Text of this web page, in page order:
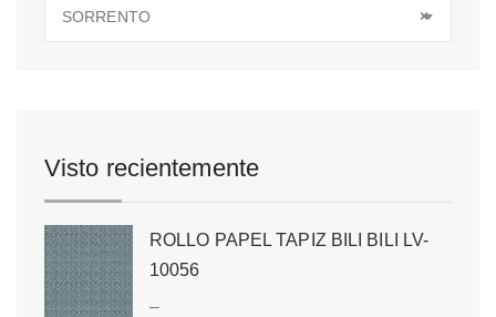
×
SORRENTO
Visto recientemente
ROLLO PAPEL TAPIZ BILI BILI LV-
10056
–